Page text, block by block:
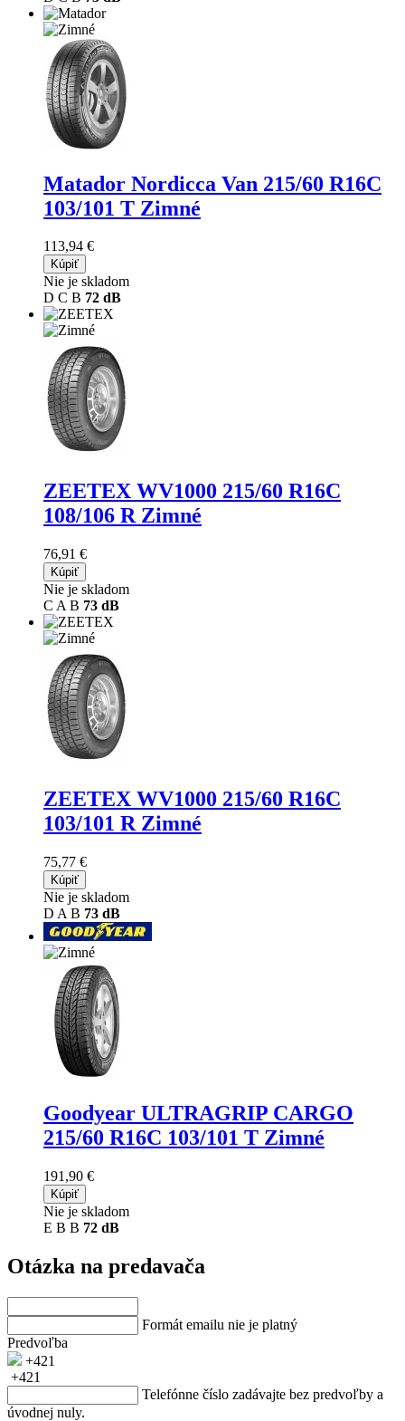
Matador Nordicca Van 215/60 R16C
103/101 T Zimné
113,94 €
Kúpiť
Nie je skladom
D C B 72 dB
ZEETEX WV1000 215/60 R16C
108/106 R Zimné
76,91 €
Kúpiť
Nie je skladom
C A B 73 dB
ZEETEX WV1000 215/60 R16C
103/101 R Zimné
75,77 €
Kúpiť
Nie je skladom
D A B 73 dB
Goodyear ULTRAGRIP CARGO
215/60 R16C 103/101 T Zimné
191,90 €
Kúpiť
Nie je skladom
E B B 72 dB
Otázka na predavača
Formát emailu nie je platný
Predvoľba
+421
+421
Telefónne číslo zadávajte bez predvoľby a
úvodnej nuly.